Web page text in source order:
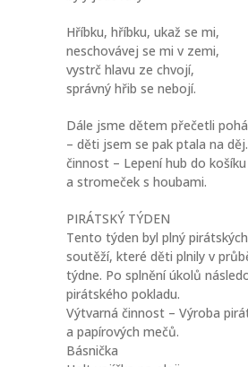
Hříbku, hříbku, ukaž se mi,
neschovávej se mi v zemi,
vystrč hlavu ze chvojí,
správný hřib se nebojí.
Dále jsme dětem přečetli
– děti jsem se pak ptala na
činnost – Lepení hub do
a stromeček s houbami.
PIRÁTSKÝ TÝDEN
Tento týden byl plný
soutěží, které děti plnily v
týdne. Po splnění úkolů
pirátského pokladu.
Výtvarná činnost – Výroba
a papírových mečů.
Básnička